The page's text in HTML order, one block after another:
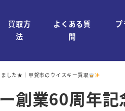
買取方
法
よくある質
問
プ
した★｜甲賀市のウイスキー買取
創業60周年